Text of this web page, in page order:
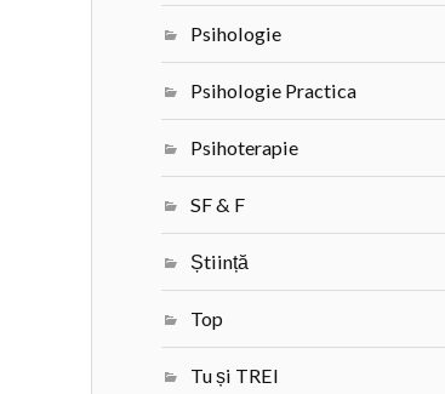
Psihologie
Psihologie Practica
Psihoterapie
SF & F
Știință
Top
Tu și TREI